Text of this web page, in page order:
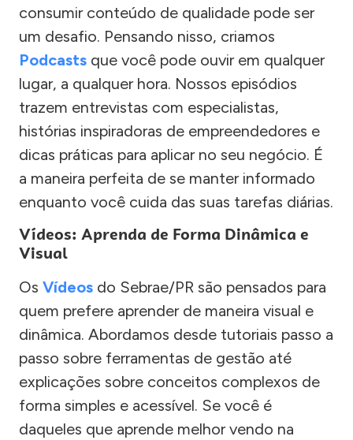
consumir conteúdo de qualidade pode ser
um desafio. Pensando nisso, criamos
Podcasts que você pode ouvir em qualquer
lugar, a qualquer hora. Nossos episódios
trazem entrevistas com especialistas,
histórias inspiradoras de empreendedores e
dicas práticas para aplicar no seu negócio. É
a maneira perfeita de se manter informado
enquanto você cuida das suas tarefas diárias.
Vídeos: Aprenda de Forma Dinâmica e
Visual
Os Vídeos do Sebrae/PR são pensados para
quem prefere aprender de maneira visual e
dinâmica. Abordamos desde tutoriais passo a
passo sobre ferramentas de gestão até
explicações sobre conceitos complexos de
forma simples e acessível. Se você é
daqueles que aprende melhor vendo na